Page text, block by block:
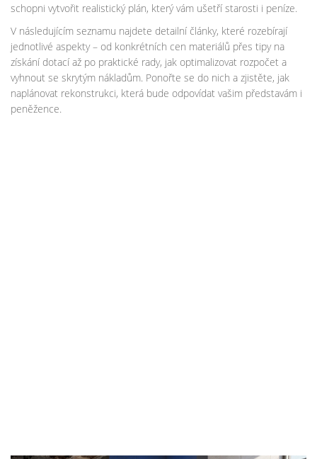
schopni vytvořit realistický plán, který vám ušetří starosti i peníze.
V následujícím seznamu najdete detailní články, které rozebírají
jednotlivé aspekty – od konkrétních cen materiálů přes tipy na
získání dotací až po praktické rady, jak optimalizovat rozpočet a
vyhnout se skrytým nákladům. Ponořte se do nich a zjistěte, jak
naplánovat rekonstrukci, která bude odpovídat vašim představám i
peněžence.